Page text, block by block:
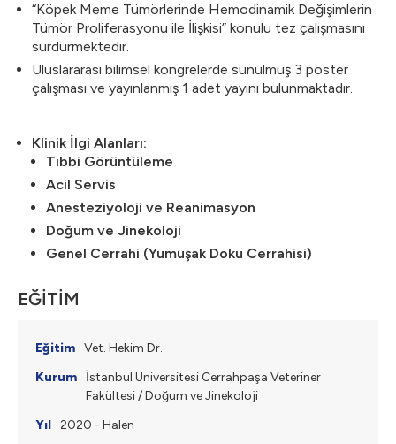
“Köpek Meme Tümörlerinde Hemodinamik Değişimlerin
Tümör Proliferasyonu ile İlişkisi” konulu tez çalışmasını
sürdürmektedir.
Uluslararası bilimsel kongrelerde sunulmuş 3 poster
çalışması ve yayınlanmış 1 adet yayını bulunmaktadır.
Klinik İlgi Alanları:
Tıbbi Görüntüleme
Acil Servis
Anesteziyoloji ve Reanimasyon
Doğum ve Jinekoloji
Genel Cerrahi (Yumuşak Doku Cerrahisi)
EĞİTİM
Vet. Hekim Dr.
İstanbul Üniversitesi Cerrahpaşa Veteriner
Fakültesi / Doğum ve Jinekoloji
2020 - Halen